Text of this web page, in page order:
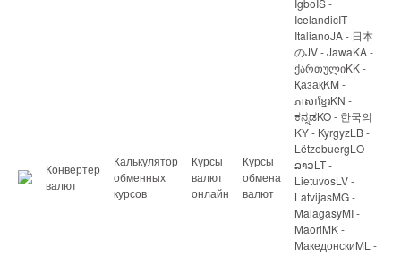
Конвертер
валют
Калькулятор
обменных
курсов
Курсы
валют
онлайн
Курсы
обмена
валют
IcelandicIT -
ItalianoJA - 日本
のJV - JawaKA -
ქართულიKK -
ҚазақKM -
ភាសាខ្មែរKN -
ಕನ್ನಡKO - 한국의
KY - KyrgyzLB -
LëtzebuergLO -
ລາວLT -
LietuvosLV -
LatvijasMG -
MalagasyMI -
MaoriMK -
МакедонскиML -